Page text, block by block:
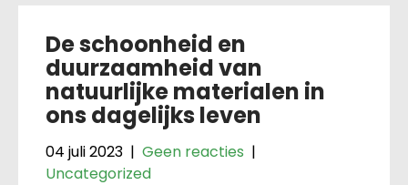
De schoonheid en
duurzaamheid van
natuurlijke materialen in
ons dagelijks leven
04 juli 2023 | Geen reacties |
Uncategorized